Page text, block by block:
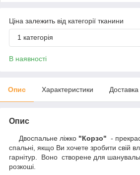
Ціна залежить від категорії тканини
1 категорія
В наявності
Опис Характеристики Доставка
Опис
Двоспальне ліжко "Корзо" -
спальні, якщо Ви хочете зробити свій
гарнітур. Воно створене для
розкоші.